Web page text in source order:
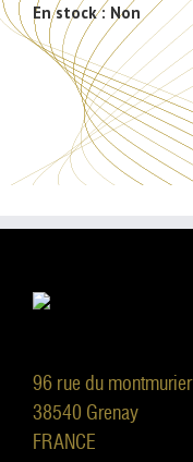
En stock : Non
96 rue du montmurier
38540 Grenay
FRANCE